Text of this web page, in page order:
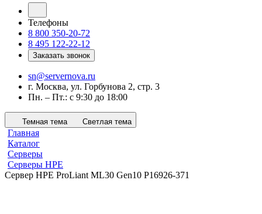
Телефоны
8 800 350-20-72
8 495 122-22-12
Заказать звонок
sn@servernova.ru
г. Москва, ул. Горбунова 2, стр. 3
Пн. – Пт.: с 9:30 до 18:00
Темная тема Светлая тема
Главная
Каталог
Серверы
Серверы HPE
Сервер HPE ProLiant ML30 Gen10 P16926-371